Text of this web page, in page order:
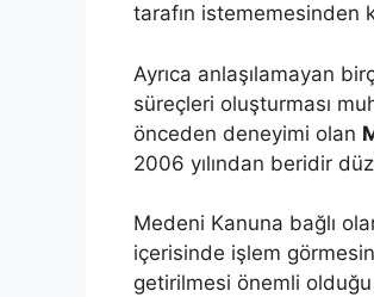
tarafın istememesinden
Ayrıca anlaşılamayan
süreçleri oluşturması
önceden deneyimi olan
2006 yılından beridir
Medeni Kanuna bağlı
içerisinde işlem
getirilmesi önemli